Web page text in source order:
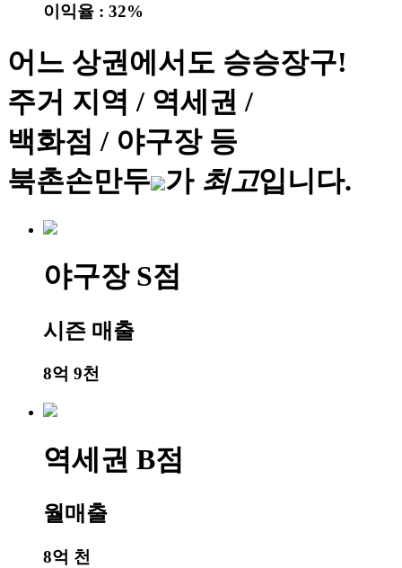
이익율 : 32%
어느 상권에서도 승승장구!
주거 지역 / 역세권 /
백화점 / 야구장 등
북촌손만두 가 최고입니다.
야구장 S점
시즌 매출
8억 9천
역세권 B점
월매출
8억 천